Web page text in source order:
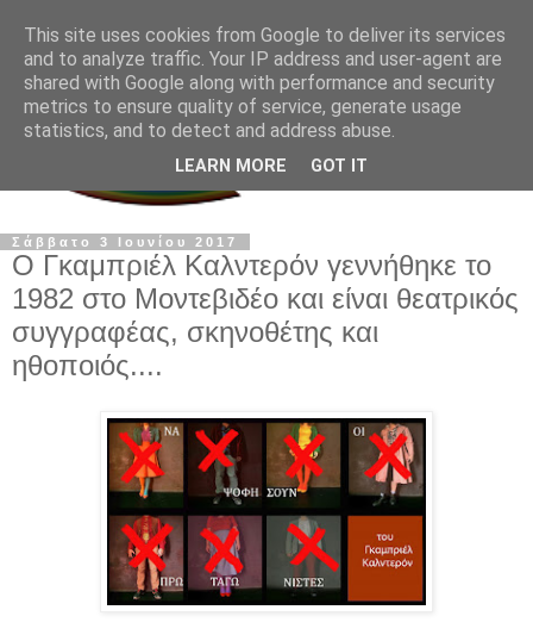
Σάββατο 3 Ιουνίου 2017
Ο Γκαμπριέλ Καλντερόν γεννήθηκε το
1982 στο Μοντεβιδέο και είναι θεατρικός
συγγραφέας, σκηνοθέτης και
ηθοποιός....
This site uses cookies from Google to deliver its services
and to analyze traffic. Your IP address and user-agent are
shared with Google along with performance and security
metrics to ensure quality of service, generate usage
statistics, and to detect and address abuse.
LEARN MORE GOT IT